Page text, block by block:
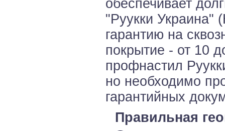
обеспечивает
"Руукки Украина"
гарантию на
покрытие - от 10
профнастил
но необходимо
гарантийных
Правильная